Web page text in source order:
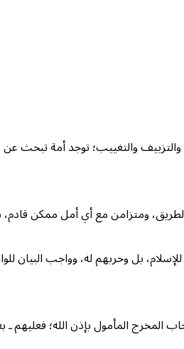
والتغييب؛ توجد أمة تبحث عن
ومتزامن مع أي أمل ممكن
بل وحربهم له، وواجب البيان
المأمول بإذن الله؛ فعليهم ـ